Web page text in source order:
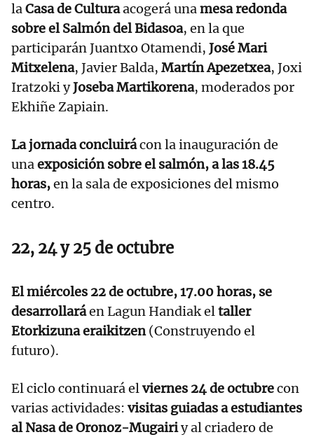
laCasa de Culturaacogerá unamesa redonda
sobre el Salmón del Bidasoa, en la que
participarán Juantxo Otamendi, José Mari
Mitxelena, Javier Balda, Martín Apezetxea, Joxi
Iratzoki yJoseba Martikorena, moderados por
Ekhiñe Zapiain.
La jornada concluirácon la inauguración de
unaexposición sobre el salmón, a las 18.45
horas,en la sala de exposiciones del mismo
centro.
22, 24 y 25 de octubre
El miércoles 22 de octubre, 17.00 horas, se
desarrollaráen Lagun Handiak eltaller
Etorkizuna eraikitzen(Construyendo el
futuro).
El ciclo continuará elviernes 24 de octubrecon
varias actividades: visitas guiadas a estudiantes
al Nasa de Oronoz-Mugairiy al criadero de